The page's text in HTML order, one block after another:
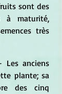
sont des
à maturité,
très
Les anciens
plante; sa
des cinq